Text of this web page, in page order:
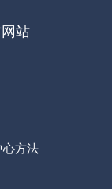
站
心方法